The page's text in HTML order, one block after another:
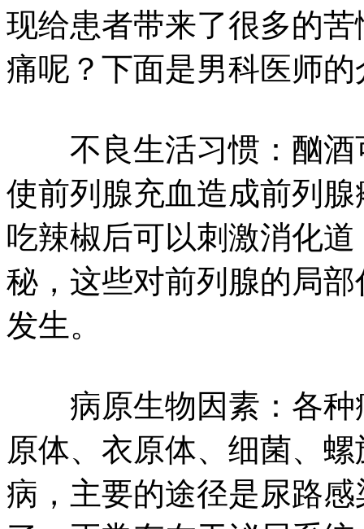
现给患者带来了很多的
痛呢？下面是男科医师的
不良生活习惯：酗酒
使前列腺充血造成前列
吃辣椒后可以刺激消化
秘，这些对前列腺的局
发生。
病原生物因素：各种
原体、衣原体、细菌、
病，主要的途径是尿路